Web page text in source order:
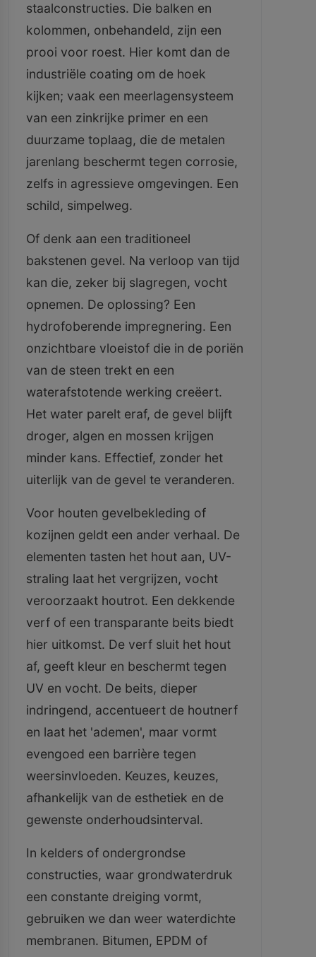
staalconstructies. Die balken en
kolommen, onbehandeld, zijn een
prooi voor roest. Hier komt dan de
industriële coating om de hoek
kijken; vaak een meerlagensysteem
van een zinkrijke primer en een
duurzame toplaag, die de metalen
jarenlang beschermt tegen corrosie,
zelfs in agressieve omgevingen. Een
schild, simpelweg.
Of denk aan een traditioneel
bakstenen gevel. Na verloop van tijd
kan die, zeker bij slagregen, vocht
opnemen. De oplossing? Een
hydrofoberende impregnering. Een
onzichtbare vloeistof die in de poriën
van de steen trekt en een
waterafstotende werking creëert.
Het water parelt eraf, de gevel blijft
droger, algen en mossen krijgen
minder kans. Effectief, zonder het
uiterlijk van de gevel te veranderen.
Voor houten gevelbekleding of
kozijnen geldt een ander verhaal. De
elementen tasten het hout aan, UV-
straling laat het vergrijzen, vocht
veroorzaakt houtrot. Een dekkende
verf of een transparante beits biedt
hier uitkomst. De verf sluit het hout
af, geeft kleur en beschermt tegen
UV en vocht. De beits, dieper
indringend, accentueert de houtnerf
en laat het 'ademen', maar vormt
evengoed een barrière tegen
weersinvloeden. Keuzes, keuzes,
afhankelijk van de esthetiek en de
gewenste onderhoudsinterval.
In kelders of ondergrondse
constructies, waar grondwaterdruk
een constante dreiging vormt,
gebruiken we dan weer waterdichte
membranen. Bitumen, EPDM of